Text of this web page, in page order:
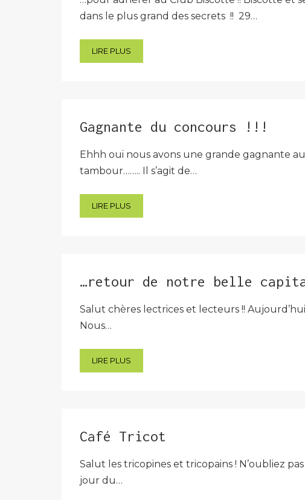
dans le plus grand des secrets !! 29…
LIRE PLUS
Gagnante du concours !!!
Ehhh oui nous avons une grande gagnante
tambour…….. Il s’agit de…
LIRE PLUS
…retour de notre belle
Salut chères lectrices et lecteurs !!
Nous…
LIRE PLUS
Café Tricot
Salut les tricopines et tricopains ! N’oubliez
jour du…